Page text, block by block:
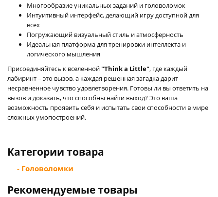
Многообразие уникальных заданий и головоломок
Интуитивный интерфейс, делающий игру доступной для
всех
Погружающий визуальный стиль и атмосферность
Идеальная платформа для тренировки интеллекта и
логического мышления
Присоединяйтесь к вселенной"Think a Little", где каждый
лабиринт – это вызов, а каждая решенная загадка дарит
несравненное чувство удовлетворения. Готовы ли вы ответить на
вызов и доказать, что способны найти выход? Это ваша
возможность проявить себя и испытать свои способности в мире
сложных умопостроений.
Категории товара
- Головоломки
Рекомендуемые товары